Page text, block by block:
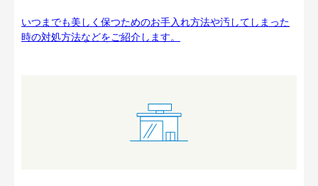
いつまでも美しく保つためのお手入れ方法や汚してしまった
時の対処方法などをご紹介します。